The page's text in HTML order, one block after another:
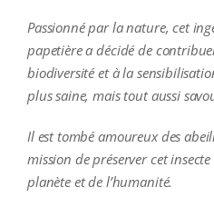
Passionné par la nature, cet
papetière a décidé de
biodiversité et à la
plus saine, mais tout aussi
Il est tombé amoureux des
mission de préserver cet
planète et de l’humanité.